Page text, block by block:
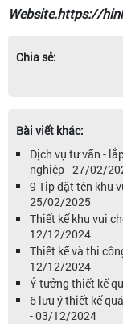
Website.https://
Chia sẻ:
Bài viết khác:
Dịch vụ tư vấn -
nghiệp - 27/02/
9 Tip đặt tên khu
25/02/2025
Thiết kế khu vui
12/12/2024
Thiết kế và thi
12/12/2024
Ý tưởng thiết kế
6 lưu ý thiết kế
- 03/12/2024